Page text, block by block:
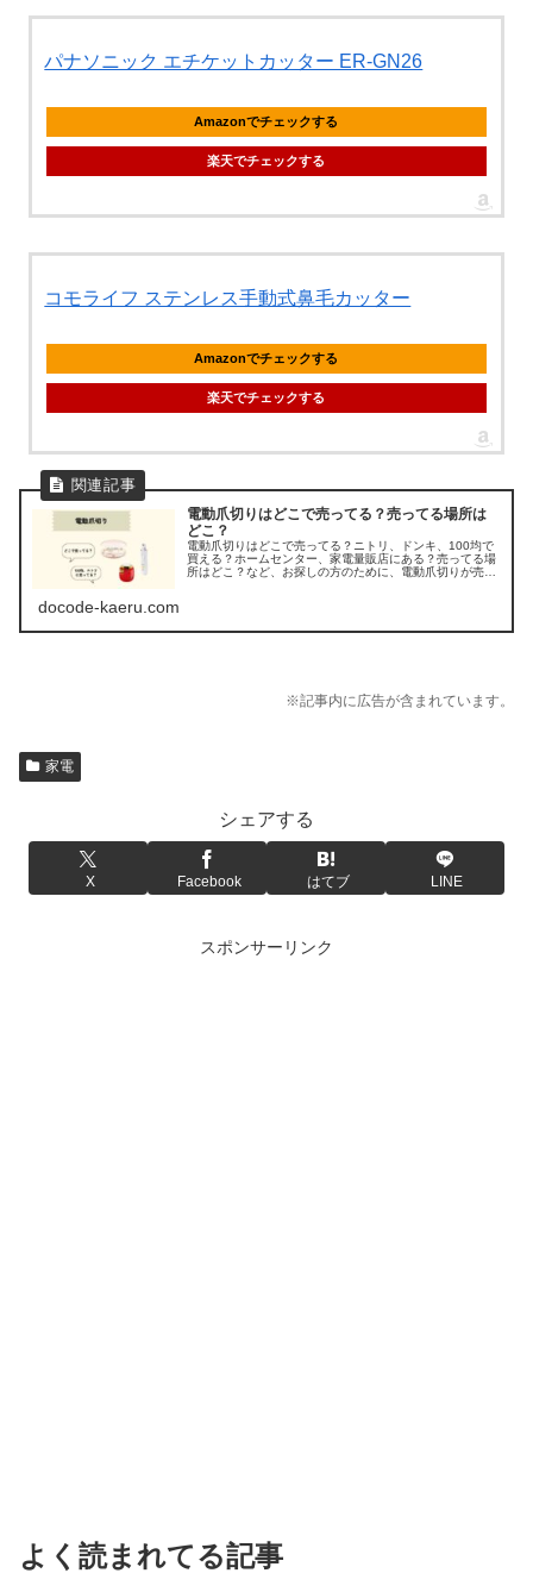
パナソニック エチケットカッター ER-GN26
Amazonでチェックする
楽天でチェックする
コモライフ ステンレス手動式鼻毛カッター
Amazonでチェックする
楽天でチェックする
電動爪切りはどこで売ってる？売ってる場所は
どこ？
電動爪切りはどこで売ってる？ニトリ、ドンキ、100均で
買える？ホームセンター、家電量販店にある？売ってる場
所はどこ？など、お探しの方のために、電動爪切りが売っ
docode-kaeru.com
※記事内に広告が含まれています。
家電
シェアする
X Facebook はてブ LINE
スポンサーリンク
よく読まれてる記事